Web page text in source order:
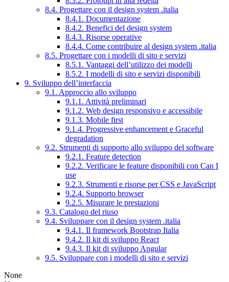
8.4. Progettare con il design system .italia
8.4.1. Documentazione
8.4.2. Benefici del design system
8.4.3. Risorse operative
8.4.4. Come contribuire al design system .italia
8.5. Progettare con i modelli di sito e servizi
8.5.1. Vantaggi dell’utilizzo dei modelli
8.5.2. I modelli di sito e servizi disponibili
9. Sviluppo dell’interfaccia
9.1. Approccio allo sviluppo
9.1.1. Attività preliminari
9.1.2. Web design responsivo e accessibile
9.1.3. Mobile first
9.1.4. Progressive enhancement e Graceful
degradation
9.2. Strumenti di supporto allo sviluppo del software
9.2.1. Feature detection
9.2.2. Verificare le feature disponibili con Can I
use
9.2.3. Strumenti e risorse per CSS e JavaScript
9.2.4. Supporto browser
9.2.5. Misurare le prestazioni
9.3. Catalogo del riuso
9.4. Sviluppare con il design system .italia
9.4.1. Il framework Bootstrap Italia
9.4.2. Il kit di sviluppo React
9.4.3. Il kit di sviluppo Angular
9.5. Sviluppare con i modelli di sito e servizi
None